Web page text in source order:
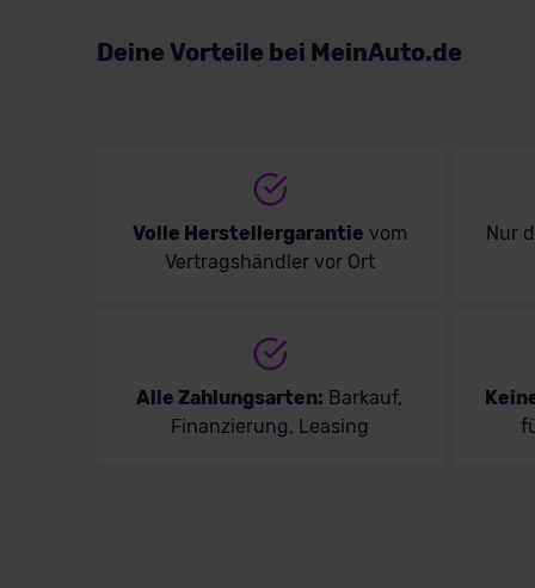
Volvo
Deine Vorteile bei MeinAuto.de
Volle Herstellergarantie vom
Vertragshändler vor Ort
Nur
Alle Zahlungsarten: Barkauf,
Finanzierung, Leasing